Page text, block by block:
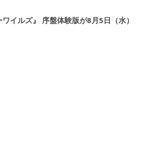
ワイルズ』 序盤体験版が8月5日（水）